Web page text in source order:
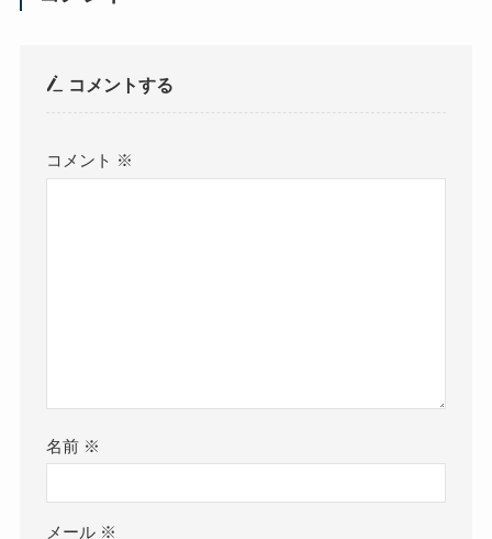
コメントする
コメント ※
名前 ※
メール ※